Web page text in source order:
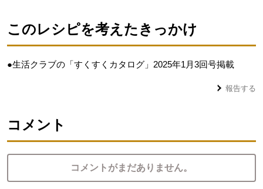
このレシピを考えたきっかけ
●生活クラブの「すくすくカタログ」2025年1月3回号掲載
報告する
コメント
コメントがまだありません。